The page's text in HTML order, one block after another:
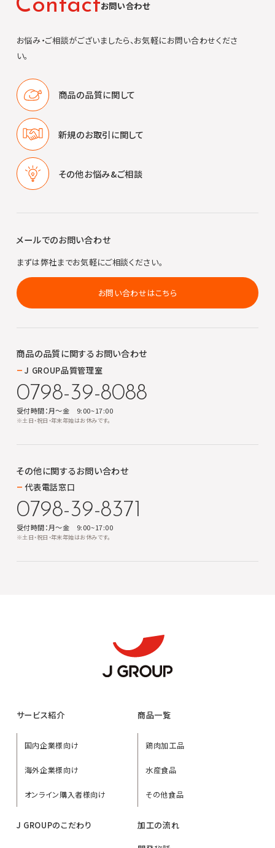
Contactお問い合わせ
お悩み・ご相談がございましたら、お気軽にお問い合わせくださ
い。
商品の品質に関して
新規のお取引に関して
その他お悩み&ご相談
メールでのお問い合わせ
まずは弊社までお気軽にご相談ください。
お問い合わせはこちら
商品の品質に関するお問い合わせ
J GROUP品質管理室
0798-39-8088
受付時間：月～金 9:00~17:00
※土日・祝日・年末年始はお休みです。
その他に関するお問い合わせ
代表電話窓口
0798-39-8371
受付時間：月～金 9:00~17:00
※土日・祝日・年末年始はお休みです。
サービス紹介
国内企業様向け
海外企業様向け
オンライン購入者様向け
J GROUPのこだわり
商品一覧
鶏肉加工品
水産食品
その他食品
加工の流れ